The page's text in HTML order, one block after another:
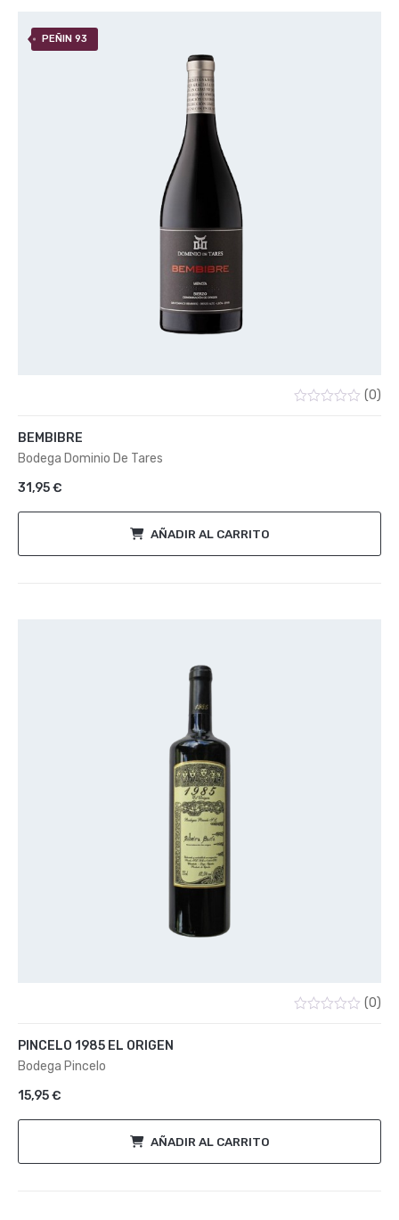
PEÑIN 93
(0)
BEMBIBRE
Bodega Dominio De Tares
31,95€
AÑADIR AL CARRITO
(0)
PINCELO 1985 EL ORIGEN
Bodega Pincelo
15,95€
AÑADIR AL CARRITO